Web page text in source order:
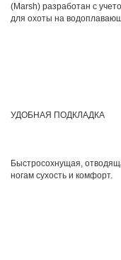
(Marsh) разработан с
для охоты на
УДОБНАЯ ПОДКЛАДКА
Быстросохнущая,
ногам сухость и комфорт.